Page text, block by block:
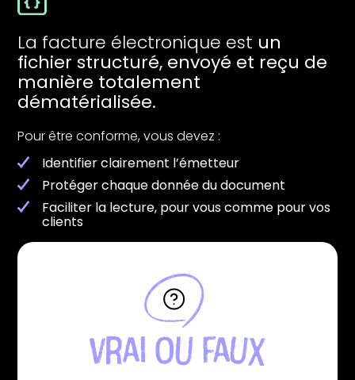
La facture électronique est un
fichier structuré, envoyé et reçu de
manière totalement
dématérialisée.
Pour être conforme, vous devez :
Identifier clairement l’émetteur
Protéger chaque donnée du document
Faciliter la lecture, pour vous comme pour vos
clients